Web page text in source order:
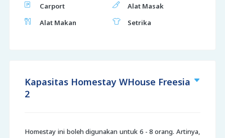
Carport
Alat Masak
Alat Makan
Setrika
Kapasitas Homestay WHouse Freesia
2
Homestay ini boleh digunakan untuk 6 - 8 orang. Artinya,